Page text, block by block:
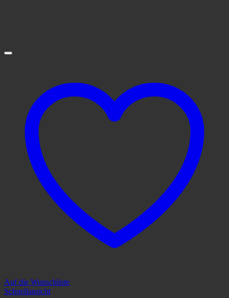
Auf die Wunschliste
Schnellansicht